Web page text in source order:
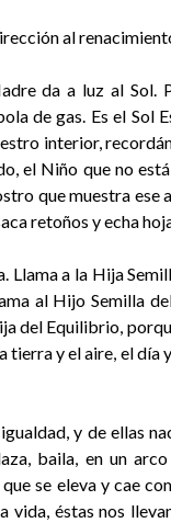
al
da a luz al Sol.
de gas. Es el Sol
interior,
el Niño que no
que muestra ese
retoños y echa
Llama a la Hija
al Hijo Semilla
del Equilibrio,
tierra y el aire, el día
y de ellas
baila, en un
se eleva y cae
vida, éstas nos